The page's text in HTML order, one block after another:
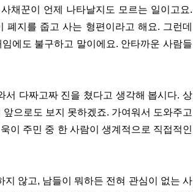
채꾼이 언제 나타날지도 모르는 일이고요.
지를 줍고 사는 형편이라고 해요. 그런데
에도 불구하고 말이에요. 안타까운 사람들
서 다짜고짜 진을 쳤다고 생각해 봅시다. 상
으로도 보지 못하겠죠. 가여워서 도와주고
이 주민 중 한 사람이 생계적으로 직접적인
않고, 남들이 뭐하든 전혀 관심이 없는 사